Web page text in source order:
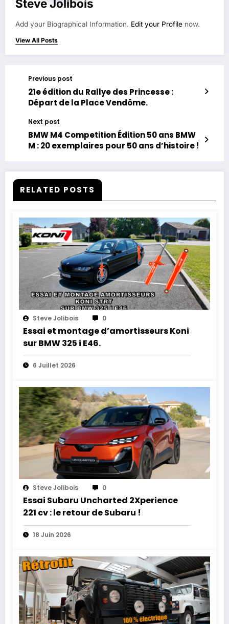
Steve Jolibois
Add your Biographical Information. Edit your Profile now.
View All Posts
Previous post
21e édition du Rallye des Princesse :
Départ de la Place Vendôme.
Next post
BMW M4 Competition Édition 50 ans BMW
M : 20 exemplaires pour 50 ans d’histoire !
RELATED POSTS
Steve Jolibois 0
Essai et montage d’amortisseurs Koni
sur BMW 325 i E46.
6 Juillet 2026
Steve Jolibois 0
Essai Subaru Uncharted 2Xperience
221 cv : le retour de Subaru !
18 Juin 2026